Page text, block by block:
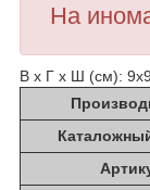
На
В х Г х Ш (см):